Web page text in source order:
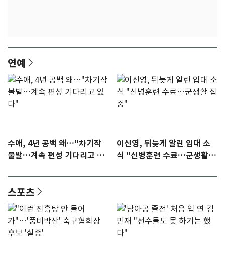
연예
수애, 4년 공백 왜…"차기작
불발…계속 편성 기다리고 있
이신영, 뒤늦게 알린 입대 소
식 "신병훈련 수료…군생활
스포츠